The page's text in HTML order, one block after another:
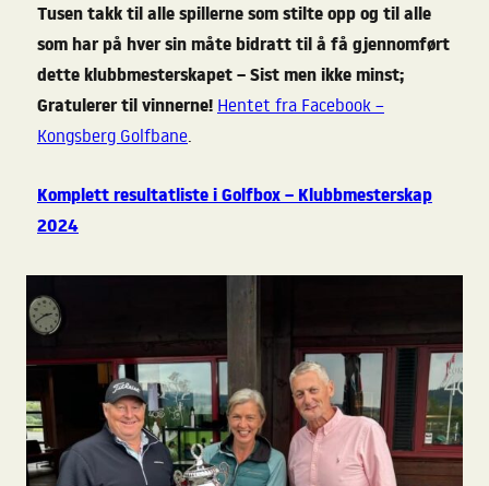
Tusen takk til alle spillerne som stilte opp og til alle
som har på hver sin måte bidratt til å få gjennomført
dette klubbmesterskapet – Sist men ikke minst;
Gratulerer til vinnerne! Hentet fra Facebook –
Kongsberg Golfbane.
Komplett resultatliste i Golfbox – Klubbmesterskap
2024